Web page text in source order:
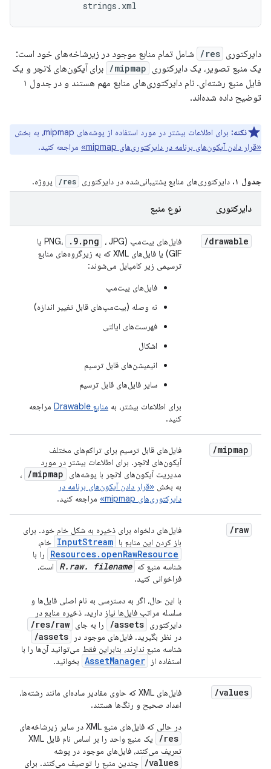
دایرکتوری res/
شامل تمام منابع موجود در زیرشاخه‌های خود است:
یک منبع تصویر، یک دایرکتوری mipmap/
برای آیکون‌های لانچر و یک
فایل منبع رشته‌ای. نام دایرکتوری‌های منابع مهم هستند و در جدول ۱
توضیح داده شده‌اند.
نکته: برای اطلاعات بیشتر در مورد استفاده از پوشه‌های mipmap، به بخش
«قرار دادن آیکون‌های برنامه در دایرکتوری‌های mipmap»
مراجعه کنید.
جدول ۱. دایرکتوری‌های منابع پشتیبانی‌شده در دایرکتوری res/ پروژه.
دایرکتوری نوع منبع
drawable
/ فایل‌های بیت‌مپ (PNG، .9.png
، JPG یا
GIF) یا فایل‌های XML که به زیرگروه‌های منابع
ترسیمی زیر کامپایل می‌شوند:
فایل‌های بیت‌مپ
نه وصله (بیت‌مپ‌های قابل تغییر اندازه)
فهرست‌های ایالتی
اشکال
انیمیشن‌های قابل ترسیم
سایر فایل‌های قابل ترسیم
برای اطلاعات بیشتر، به منابع Drawable
مراجعه
کنید.
mipmap
/
فایل‌های قابل ترسیم برای تراکم‌های مختلف
آیکون‌های لانچر. برای اطلاعات بیشتر در مورد
مدیریت آیکون‌های لانچر با پوشه‌های
mipmap
/
،
به بخش «قرار دادن آیکون‌های برنامه در
دایرکتوری‌های mipmap»
مراجعه کنید.
raw
/
فایل‌های دلخواه برای ذخیره به شکل خام خود. برای
باز کردن این منابع با InputStream خام،
Resources.openRawResource
را با
شناسه منبع که R.raw. filename
است،
فراخوانی کنید.
با این حال، اگر به دسترسی به نام اصلی فایل‌ها و
سلسله مراتب فایل‌ها نیاز دارید، ذخیره منابع در
دایرکتوری assets/ را به جای res/raw/
در نظر بگیرید. فایل‌های موجود در assets/
شناسه منبع ندارند، بنابراین فقط می‌توانید آن‌ها را با
استفاده از
AssetManager بخوانید.
values
/
فایل‌های XML که حاوی مقادیر ساده‌ای مانند رشته‌ها،
اعداد صحیح و رنگ‌ها هستند.
در حالی که فایل‌های منبع XML در سایر زیرشاخه‌های
res/
یک منبع واحد را بر اساس نام فایل XML
تعریف می‌کنند، فایل‌های موجود در پوشه
values/
چندین منبع را توصیف می‌کنند. برای